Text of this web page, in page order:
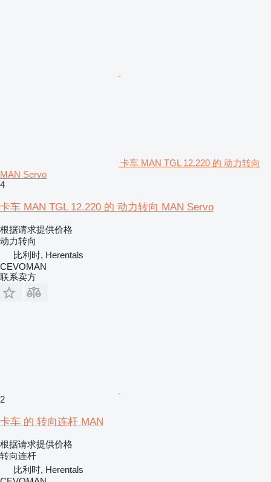
卡车 MAN TGL 12.220 的 动力转向
MAN Servo
4
卡车 MAN TGL 12.220 的 动力转向 MAN Servo
根据请求提供价格
动力转向
比利时, Herentals
CEVOMAN
联系卖方
2
卡车 的 转向连杆 MAN
根据请求提供价格
转向连杆
比利时, Herentals